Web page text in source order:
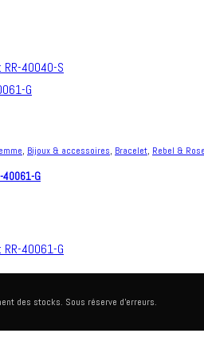
, Bijoux & accessoires, Bracelet, Rebel &
40061-G
des stocks. Sous réserve d'erreurs.